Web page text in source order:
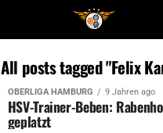
All posts tagged "Felix
OBERLIGA HAMBURG 9 Jahren ago
HSV-Trainer-Beben:
geplatzt